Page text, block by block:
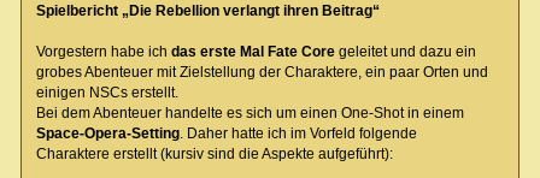
Spielbericht „Die Rebellion verlangt ihren Beitrag“
Vorgestern habe ich das erste Mal Fate Coregeleitet und dazu ein
grobes Abenteuer mit Zielstellung der Charaktere, ein paar Orten und
einigen NSCs erstellt.
Bei dem Abenteuer handelte es sich um einen One-Shot in einem
Space-Opera-Setting. Daher hatte ich im Vorfeld folgende
Charaktere erstellt (kursiv sind die Aspekte aufgeführt):